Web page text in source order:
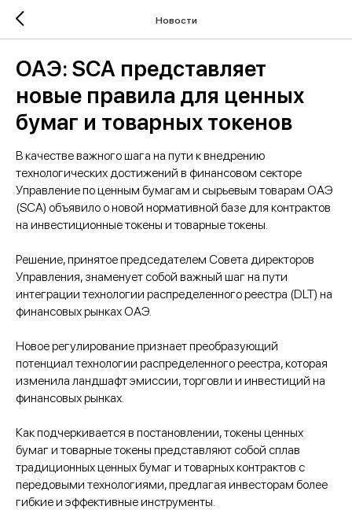
Новости
ОАЭ: SCA представляет
новые правила для ценных
бумаг и товарных токенов
В качестве важного шага на пути к внедрению
технологических достижений в финансовом секторе
Управление по ценным бумагам и сырьевым товарам ОАЭ
(SCA) объявило о новой нормативной базе для контрактов
на инвестиционные токены и товарные токены.
Решение, принятое председателем Совета директоров
Управления, знаменует собой важный шаг на пути
интеграции технологии распределенного реестра (DLT) на
финансовых рынках ОАЭ.
Новое регулирование признает преобразующий
потенциал технологии распределенного реестра, которая
изменила ландшафт эмиссии, торговли и инвестиций на
финансовых рынках.
Как подчеркивается в постановлении, токены ценных
бумаг и товарные токены представляют собой сплав
традиционных ценных бумаг и товарных контрактов с
передовыми технологиями, предлагая инвесторам более
гибкие и эффективные инструменты.